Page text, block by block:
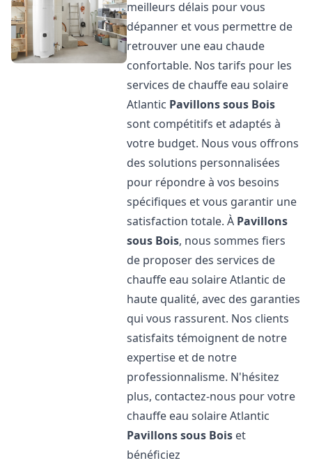
meilleurs délais pour vous
dépanner et vous permettre de
retrouver une eau chaude
confortable. Nos tarifs pour les
services de chauffe eau solaire
Atlantic Pavillons sous Bois
sont compétitifs et adaptés à
votre budget. Nous vous offrons
des solutions personnalisées
pour répondre à vos besoins
spécifiques et vous garantir une
satisfaction totale. À Pavillons
sous Bois, nous sommes fiers
de proposer des services de
chauffe eau solaire Atlantic de
haute qualité, avec des garanties
qui vous rassurent. Nos clients
satisfaits témoignent de notre
expertise et de notre
professionnalisme. N'hésitez
plus, contactez-nous pour votre
chauffe eau solaire Atlantic
Pavillons sous Bois et
bénéficiez